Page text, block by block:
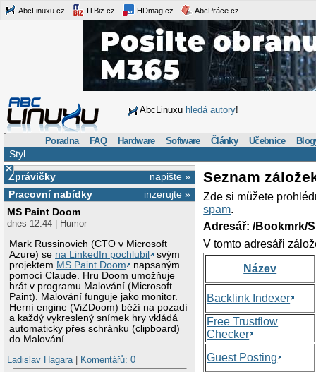
AbcLinuxu.cz ITBiz.cz HDmag.cz AbcPráce.cz
AbcLinuxu hledá autory!
Poradna FAQ Hardware Software Články Učebnice
Styl
×
napište »
Zprávičky
inzerujte »
Pracovní nabídky
MS Paint Doom
dnes 12:44 | Humor
Mark Russinovich (CTO v Microsoft
Azure) se na LinkedIn pochlubil
svým
projektem MS Paint Doom
napsaným
pomocí Claude. Hru Doom umožňuje
hrát v programu Malování (Microsoft
Paint). Malování funguje jako monitor.
Herní engine (ViZDoom) běží na pozadí
a každý vykreslený snímek hry vkládá
automaticky přes schránku (clipboard)
do Malování.
Ladislav Hagara| Komentářů: 0
Seznam
Zde si můžete
spam.
Adresář: /Bookmrk/
V tomto adresáři
Název
Backlink Indexer
Free Trustflow
Checker
Guest Posting